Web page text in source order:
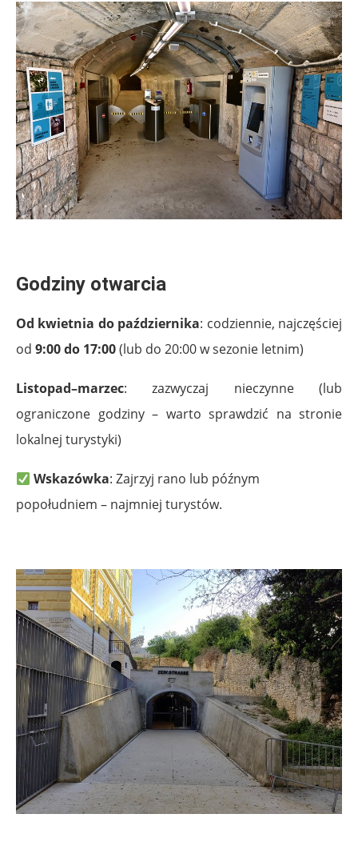
Godziny otwarcia
Od kwietnia do października: codziennie, najczęściej
od 9:00 do 17:00(lub do 20:00 w sezonie letnim)
Listopad–marzec: zazwyczaj nieczynne (lub
ograniczone godziny – warto sprawdzić na stronie
lokalnej turystyki)
Wskazówka: Zajrzyj rano lub późnym
popołudniem – najmniej turystów.